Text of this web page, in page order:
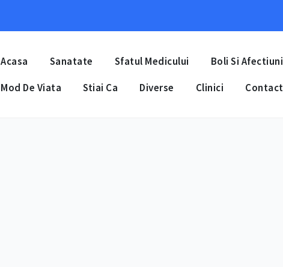
Acasa Sanatate Sfatul Medicului Boli Si Afectiuni
Mod De Viata Stiai Ca Diverse Clinici Contact